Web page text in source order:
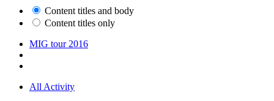
Content titles and body
Content titles only
MIG tour 2016
All Activity